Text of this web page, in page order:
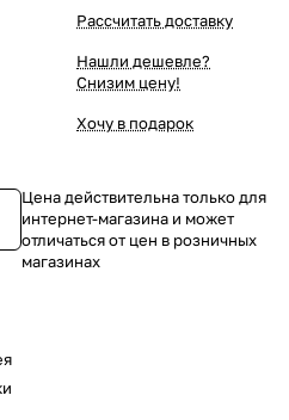
Рассчитать доставку
Нашли дешевле?
Снизим цену!
Хочу в подарок
Цена действительна только для
интернет-магазина и может
отличаться от цен в розничных
магазинах